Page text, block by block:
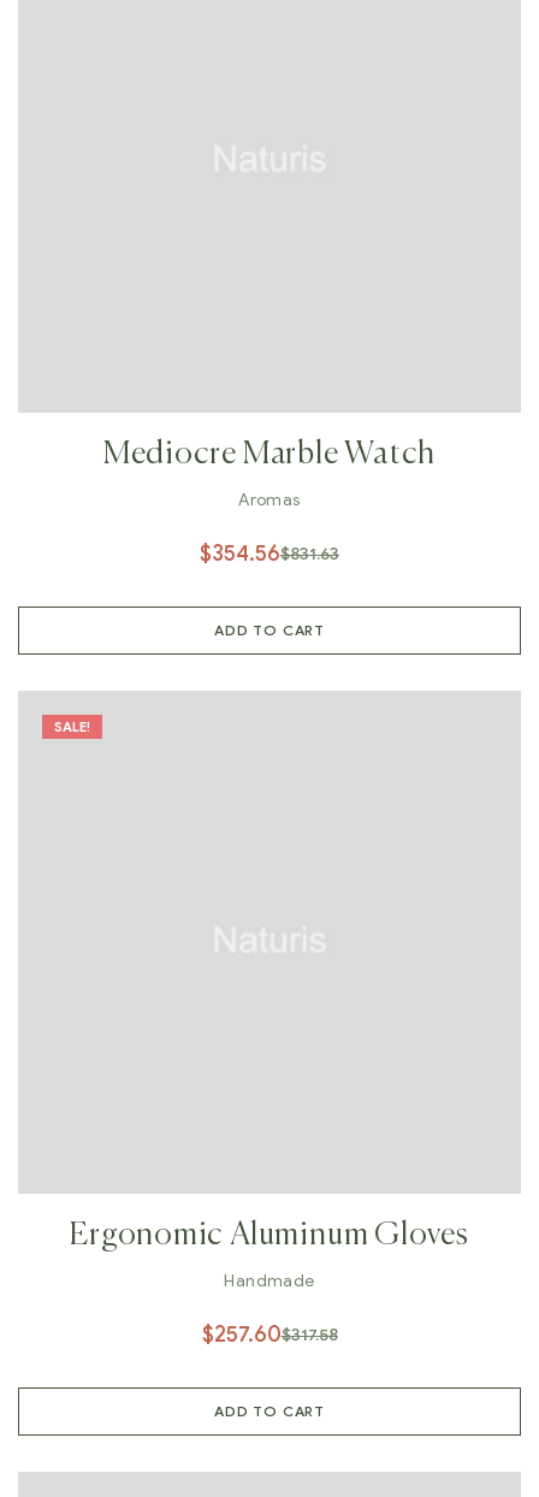
Mediocre Marble Watch
Aromas
$831.63
$354.56
ADD TO CART
SALE!
Ergonomic Aluminum Gloves
Handmade
$317.58
$257.60
ADD TO CART